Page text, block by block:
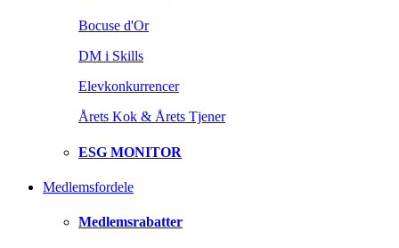
Bocuse d'Or
DM i Skills
Elevkonkurrencer
Årets Kok & Årets Tjener
ESG MONITOR
Medlemsfordele
Medlemsrabatter